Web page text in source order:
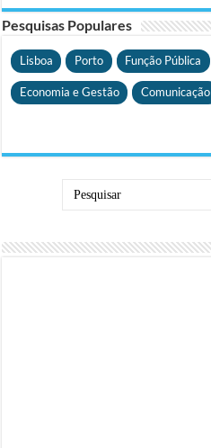
Pesquisas Populares
Lisboa Porto Função Pública
Economia e Gestão Comunicação